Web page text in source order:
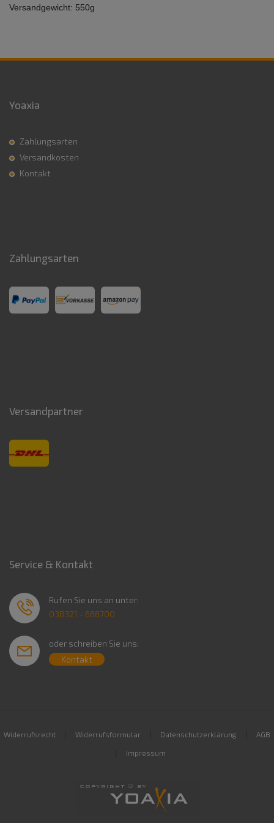
Versandgewicht: 550g
Yoaxia
Zahlungsarten
Versandkosten
Kontakt
Zahlungsarten
Versandpartner
Service & Kontakt
Rufen Sie uns an unter:
038321 - 688700
oder schreiben Sie uns:
Kontakt
Widerrufsrecht Widerrufsformular Datenschutzerklärung AGB
Impressum